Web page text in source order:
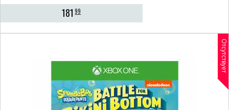
181 99
Отсутствует